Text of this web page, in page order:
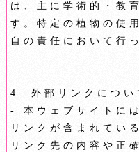
は、主に学術的・教
す。特定の植物の使
自の責任において行
4. 外部リンクについ
- 本ウェブサイトに
リンクが含まれてい
リンク先の内容や正